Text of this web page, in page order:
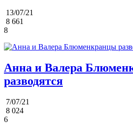
13/07/21
8 661
8
Анна и Валера
разводятся
7/07/21
8 024
6